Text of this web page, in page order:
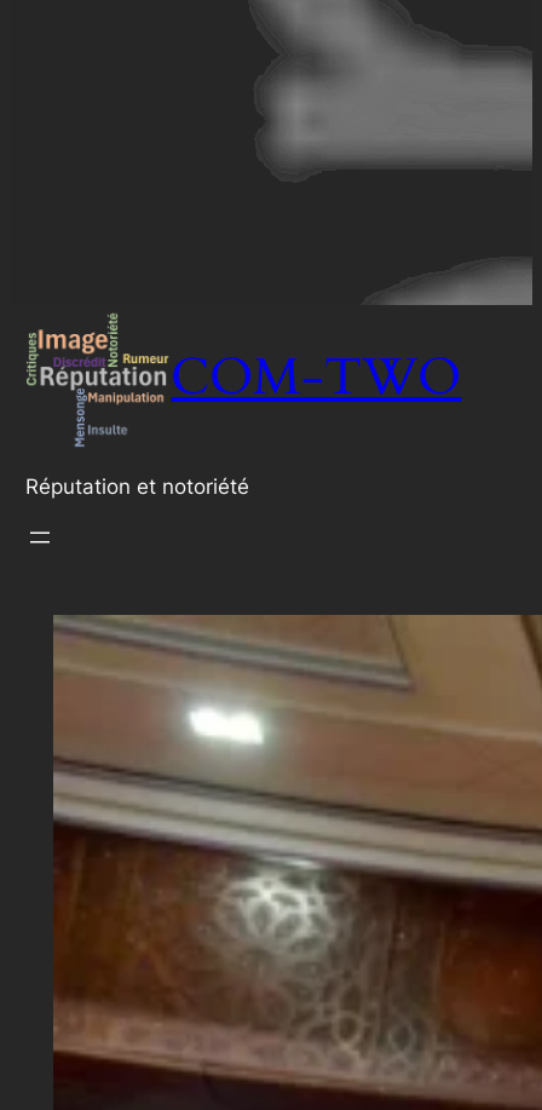
COM-TWO
Réputation et notoriété